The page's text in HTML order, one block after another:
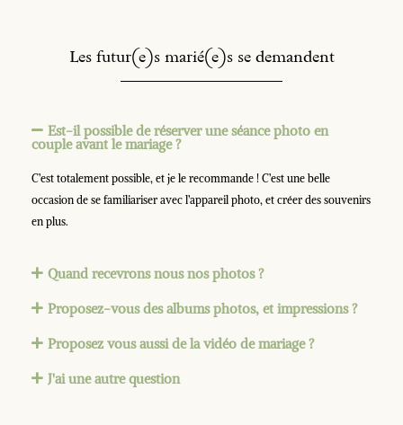
Les futur(e)s marié(e)s se demandent
Est-il possible de réserver une séance photo en
couple avant le mariage ?
C’est totalement possible, et je le recommande ! C’est une belle
occasion de se familiariser avec l’appareil photo, et créer des souvenirs
en plus.
Quand recevrons nous nos photos ?
Proposez-vous des albums photos, et impressions ?
Proposez vous aussi de la vidéo de mariage ?
J'ai une autre question